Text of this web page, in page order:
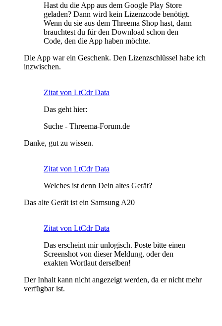
Hast du die App aus dem Google Play Store
geladen? Dann wird kein Lizenzcode benötigt.
Wenn du sie aus dem Threema Shop hast, dann
brauchtest du für den Download schon den
Code, den die App haben möchte.
Die App war ein Geschenk. Den Lizenzschlüssel habe ich
inzwischen.
Zitat von LtCdr Data
Das geht hier:
Suche - Threema-Forum.de
Danke, gut zu wissen.
Zitat von LtCdr Data
Welches ist denn Dein altes Gerät?
Das alte Gerät ist ein Samsung A20
Zitat von LtCdr Data
Das erscheint mir unlogisch. Poste bitte einen
Screenshot von dieser Meldung, oder den
exakten Wortlaut derselben!
Der Inhalt kann nicht angezeigt werden, da er nicht mehr
verfügbar ist.